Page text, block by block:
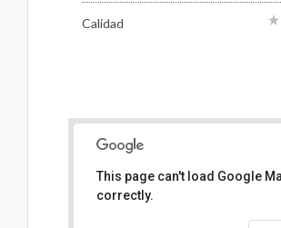
Calidad
This page can't load Google
correctly.